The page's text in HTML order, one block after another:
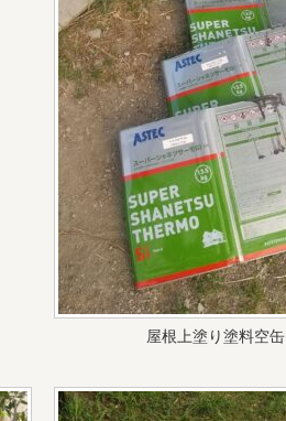
屋根上塗り塗料空缶